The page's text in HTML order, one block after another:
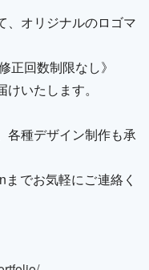
、オリジナルのロゴマ
正回数制限なし》
いたします。
各種デザイン制作も承
でお気軽にご連絡く